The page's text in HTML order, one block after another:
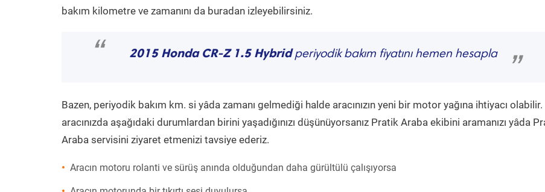
bakım kilometre ve zamanını da buradan izleyebilirsiniz.
“ 2015 Honda CR-Z 1.5 Hybridperiyodik bakım fiyatını hemen hesapla
”
Bazen, periyodik bakım km. si yâda zamanı gelmediği halde aracınızın yeni bir motor yağına ihtiyacı
aracınızda aşağıdaki durumlardan birini yaşadığınızı düşünüyorsanız Pratik Araba ekibini aramanızı yâda
Araba servisini ziyaret etmenizi tavsiye ederiz.
Aracın motoru rolanti ve sürüş anında olduğundan daha gürültülü çalışıyorsa